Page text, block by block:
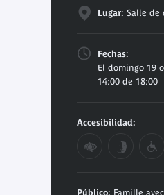
Lugar: Salle de
Fechas:
El domingo 19
14:00 de 18:00
Accesibilidad:
Público: Famille